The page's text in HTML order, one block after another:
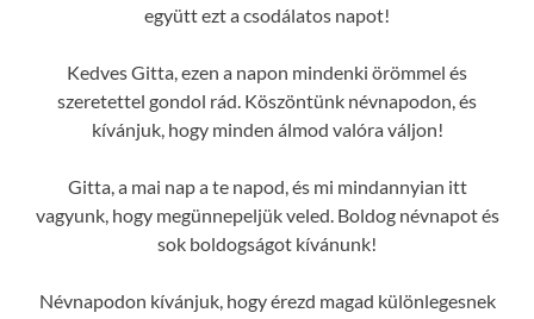
együtt ezt a csodálatos napot!
Kedves Gitta, ezen a napon mindenki örömmel és
szeretettel gondol rád. Köszöntünk névnapodon, és
kívánjuk, hogy minden álmod valóra váljon!
Gitta, a mai nap a te napod, és mi mindannyian itt
vagyunk, hogy megünnepeljük veled. Boldog névnapot és
sok boldogságot kívánunk!
Névnapodon kívánjuk, hogy érezd magad különlegesnek